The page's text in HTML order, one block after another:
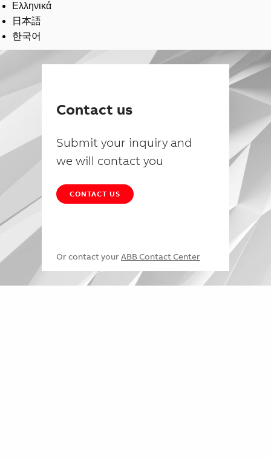
Ελληνικά
日本語
한국어
Contact us
Submit your inquiry and
we will contact you
CONTACT US
Or contact your ABB Contact Center